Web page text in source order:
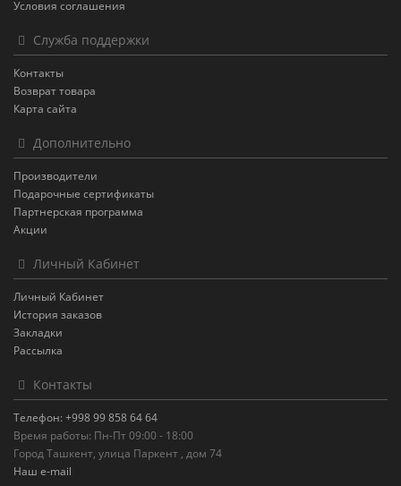
Условия соглашения
Служба поддержки
Контакты
Возврат товара
Карта сайта
Дополнительно
Производители
Подарочные сертификаты
Партнерская программа
Акции
Личный Кабинет
Личный Кабинет
История заказов
Закладки
Рассылка
Контакты
Телефон: +998 99 858 64 64
Время работы: Пн-Пт 09:00 - 18:00
Город Ташкент, улица Паркент , дом 74
Наш e-mail